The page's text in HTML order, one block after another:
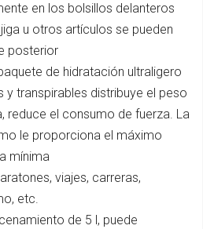
en los bolsillos delanteros
u otros artículos se pueden
posterior
de hidratación ultraligero
y transpirables distribuye el peso
reduce el consumo de fuerza. La
le proporciona el máximo
mínima
viajes, carreras,
etc.
de 5 l, puede